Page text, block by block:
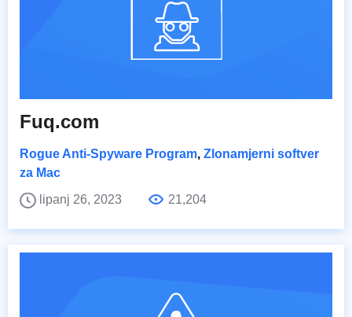
Fuq.com
Rogue Anti-Spyware Program, Zlonamjerni softver
za Mac
lipanj 26, 2023
21,204